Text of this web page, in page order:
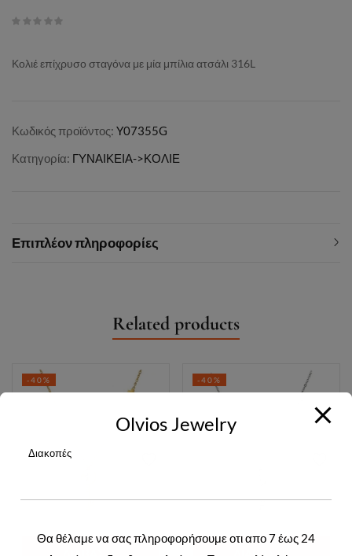
Κολιέ επίχρυσο σταγόνα με μία μπίλια ατσάλι 316L
Κωδικός προϊόντος: Y07355G
Κατηγορία: ΓΥΝΑΙΚΕΙΑ->ΚΟΛΙΕ
Επιπλέον πληροφορίες
Related products
-40% -40%
Olvios Jewelry
Διακοπές
Θα θέλαμε να σας πληροφορήσουμε οτι απο 7 έως 24